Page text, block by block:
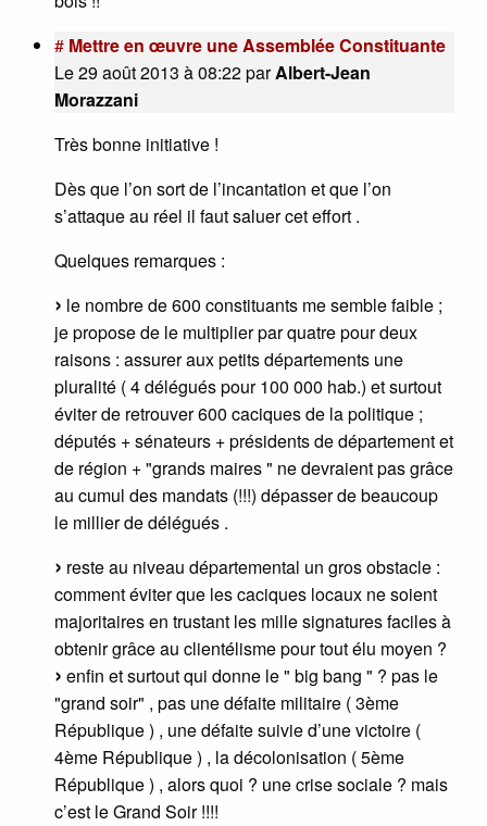
# Mettre en œuvre une Assemblée Constituante
Le 29 août 2013 à 08:22parAlbert-Jean
Morazzani
Très bonne initiative !
Dès que l’on sort de l’incantation et que l’on
s’attaque au réel il faut saluer cet effort .
Quelques remarques :
le nombre de 600 constituants me semble faible ;
je propose de le multiplier par quatre pour deux
raisons : assurer aux petits départements une
pluralité ( 4 délégués pour 100 000 hab.) et surtout
éviter de retrouver 600 caciques de la politique ;
députés + sénateurs + présidents de département et
de région + "grands maires " ne devraient pas grâce
au cumul des mandats (!!!) dépasser de beaucoup
le millier de délégués .
reste au niveau départemental un gros obstacle :
comment éviter que les caciques locaux ne soient
majoritaires en trustant les mille signatures faciles à
obtenir grâce au clientélisme pour tout élu moyen ?
enfin et surtout qui donne le " big bang " ? pas le
"grand soir" , pas une défaite militaire ( 3ème
République ) , une défaite suivie d’une victoire (
4ème République ) , la décolonisation ( 5ème
République ) , alors quoi ? une crise sociale ? mais
c’est le Grand Soir !!!!